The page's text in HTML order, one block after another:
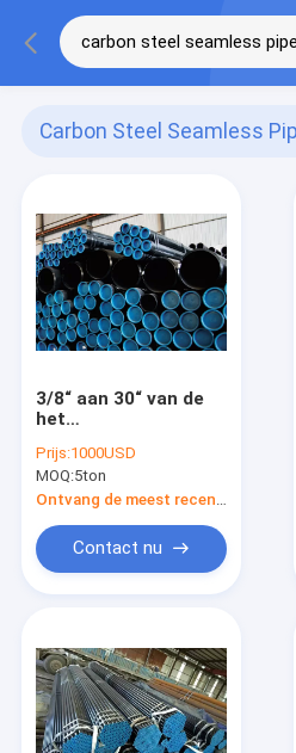
Carbon Steel Seamless
3/8“ aan 30“ van de
het
buis van Varinshed
de Rang B van Astm
A106 voor het Water
van het Oliegas
Prijs:1000USD
MOQ:5ton
Contact nu